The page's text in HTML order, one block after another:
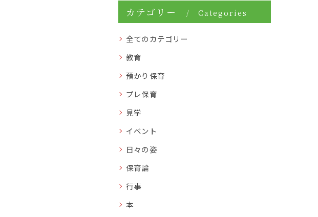
カテゴリー Categories
全てのカテゴリー
教育
預かり保育
プレ保育
見学
イベント
日々の姿
保育論
行事
本